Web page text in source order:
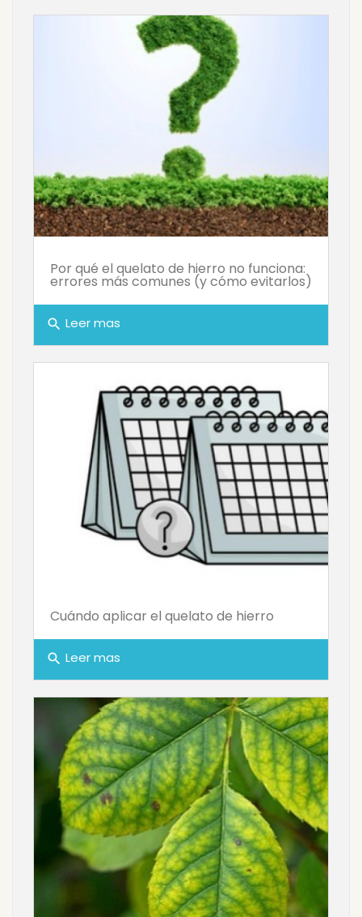
Por qué el quelato de hierro no funciona:
errores más comunes (y cómo evitarlos)
search Leer mas
Cuándo aplicar el quelato de hierro
search Leer mas